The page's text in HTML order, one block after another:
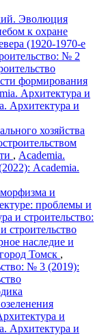
Эволюция
к охране
(1920-1970-е
№ 2
формирования
Архитектура и
Архитектура и
хозяйства
, Academia.
Academia.
и
проблемы и
и строительство:
строительство
наследие и
Томск ,
№ 3 (2019):
и
Архитектура и